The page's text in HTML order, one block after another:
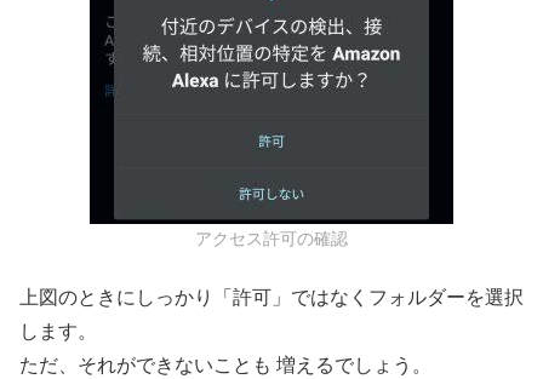
アクセス許可の確認
上図のときにしっかり「許可」ではなくフォルダーを選択
します。
ただ、それができないことも 増えるでしょう。